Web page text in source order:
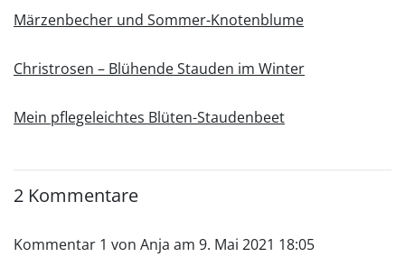
Märzenbecher und Sommer-Knotenblume
Christrosen – Blühende Stauden im Winter
Mein pflegeleichtes Blüten-Staudenbeet
2 Kommentare
Kommentar 1 von Anja am 9. Mai 2021 18:05